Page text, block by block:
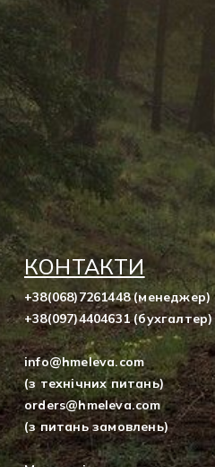
КОНТАКТИ
+38(068)7261448 (менеджер)
+38(097)4404631 (бухгалтер)
info@hmeleva.com
(з технічних питань)
orders@hmeleva.com
(з питань замовлень)